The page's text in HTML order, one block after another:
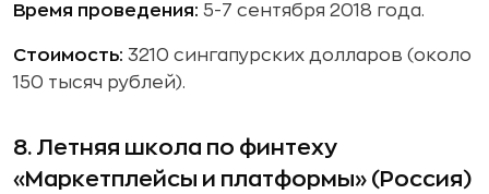
Время проведения: 5-7 сентября 2018 года.
Стоимость: 3210 сингапурских долларов (около
150 тысяч рублей).
8. Летняя школа по финтеху
«Маркетплейсы и платформы» (Россия)